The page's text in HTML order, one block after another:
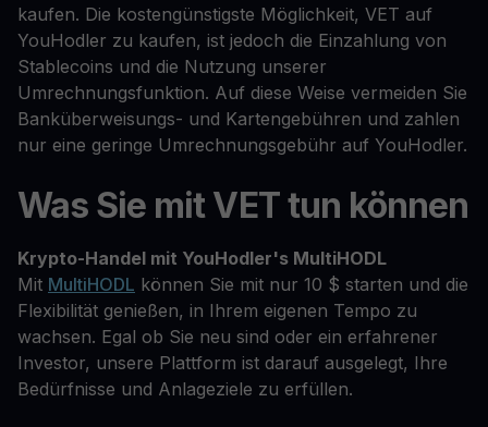
kaufen. Die kostengünstigste Möglichkeit, VET auf
YouHodler zu kaufen, ist jedoch die Einzahlung von
Stablecoins und die Nutzung unserer
Umrechnungsfunktion. Auf diese Weise vermeiden Sie
Banküberweisungs- und Kartengebühren und zahlen
nur eine geringe Umrechnungsgebühr auf YouHodler.
Was Sie mit VET tun können
Krypto-Handel mit YouHodler's MultiHODL
Mit MultiHODL können Sie mit nur 10 $ starten und die
Flexibilität genießen, in Ihrem eigenen Tempo zu
wachsen. Egal ob Sie neu sind oder ein erfahrener
Investor, unsere Plattform ist darauf ausgelegt, Ihre
Bedürfnisse und Anlageziele zu erfüllen.